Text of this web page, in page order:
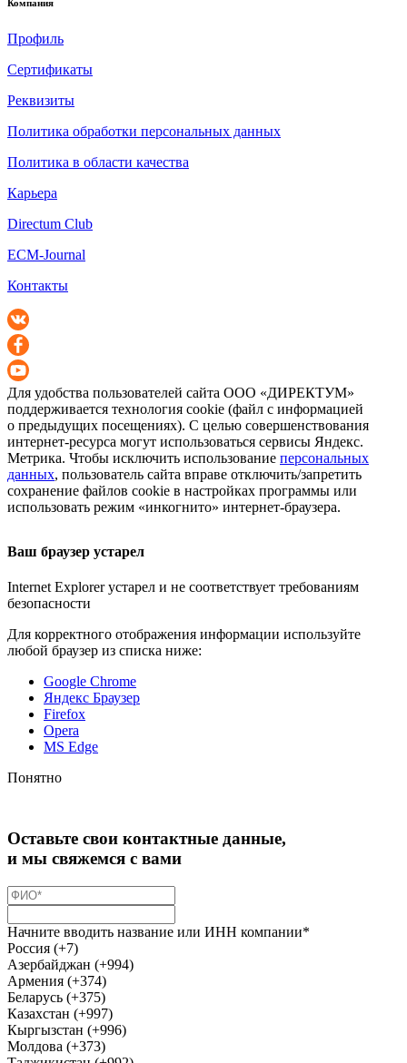
Компания
Профиль
Сертификаты
Реквизиты
Политика обработки персональных данных
Политика в области качества
Карьера
Directum Club
ECM-Journal
Контакты
Для удобства пользователей сайта ООО «ДИРЕКТУМ»
поддерживается технология cookie (файл с информацией
о предыдущих посещениях). С целью совершенствования
интернет-ресурса могут использоваться сервисы Яндекс.
Метрика. Чтобы исключить использование персональных
данных, пользователь сайта вправе отключить/запретить
сохранение файлов cookie в настройках программы или
использовать режим «инкогнито» интернет-браузера.
Ваш браузер устарел
Internet Explorer устарел и не соответствует требованиям
безопасности
Для корректного отображения информации используйте
любой браузер из списка ниже:
Google Chrome
Яндекс Браузер
Firefox
Opera
MS Edge
Понятно
Оставьте свои контактные данные,
и мы свяжемся с вами
Начните вводить название или ИНН компании*
Россия (+7)
Азербайджан (+994)
Армения (+374)
Беларусь (+375)
Казахстан (+997)
Кыргызстан (+996)
Молдова (+373)